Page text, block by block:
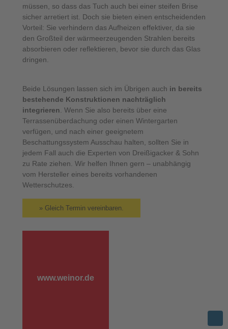
müssen, so dass das Tuch auch bei einer steifen Brise
sicher arretiert ist. Doch sie bieten einen entscheidenden
Vorteil: Sie verhindern das Aufheizen effektiver, da sie
den Großteil der wärmeerzeugenden Strahlen bereits
absorbieren oder reflektieren, bevor sie durch das Glas
dringen.
Beide Lösungen lassen sich im Übrigen auch in bereits
bestehende Konstruktionen nachträglich
integrieren . Wenn Sie also bereits über eine
Terrassenüberdachung oder einen Wintergarten
verfügen, und nach einer geeignetem
Beschattungssystem Ausschau halten, sollten Sie in
jedem Fall auch die Experten von Dreißigacker & Sohn
zu Rate ziehen. Wir helfen Ihnen gern – unabhängig
vom Hersteller eines bereits vorhandenen
Wetterschutzes.
» Gleich Termin vereinbaren.
www.weinor.de